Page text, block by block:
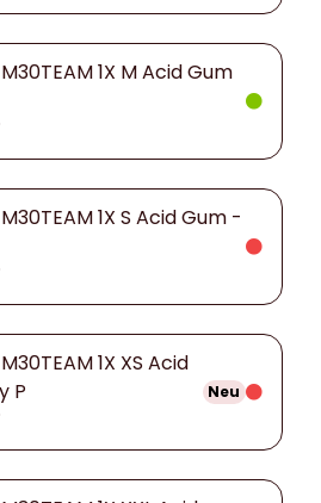
M30TEAM 1X M Acid Gum
1X S Acid Gum -
1X XS Acid
P
Neu